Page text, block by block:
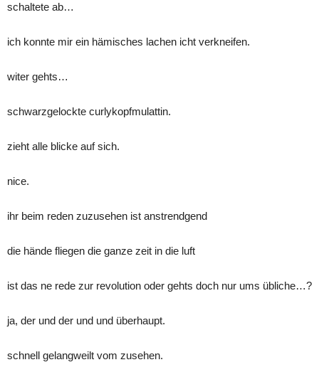
schaltete ab…
ich konnte mir ein hämisches lachen icht verkneifen.
witer gehts…
schwarzgelockte curlykopfmulattin.
zieht alle blicke auf sich.
nice.
ihr beim reden zuzusehen ist anstrendgend
die hände fliegen die ganze zeit in die luft
ist das ne rede zur revolution oder gehts doch nur ums übliche…?
ja, der und der und und überhaupt.
schnell gelangweilt vom zusehen.